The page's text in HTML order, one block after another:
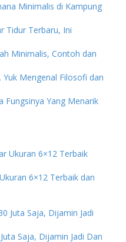
Minimalis di Kampung
Tidur Terbaru, Ini
Minimalis, Contoh dan
Mengenal Filosofi dan
Fungsinya Yang Menarik
6×12 Terbaik dan
Saja, Dijamin Jadi Dan